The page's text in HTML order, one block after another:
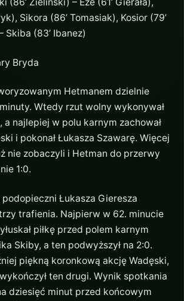
Sikora (86’ Tomasiak), Kosior (79’
Skiba (83’ Ibanez)
Bryda
Hetmanem dzielnie
Wtedy rzut wolny wykonywał
a najlepiej w polu karnym zachował
i pokonał Łukasza Szawarę. Więcej
nie zobaczyli i Hetman do przerwy
1:0.
Łukasza Gieresza
trafienia. Najpierw w 62. minucie
piłkę przed polem karnym
Skiby, a ten podwyższył na 2:0.
piękną koronkową akcję Wadęski,
ten drugi. Wynik spotkania
dziesięć minut przed końcowym